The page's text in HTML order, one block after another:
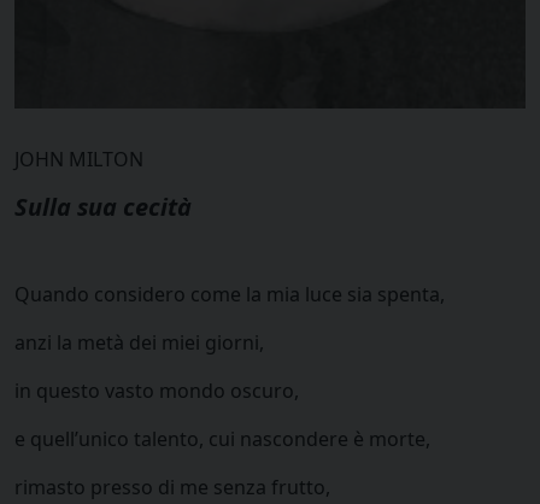
JOHN MILTON
Sulla sua cecità
Quando considero come la mia luce sia spenta,
anzi la metà dei miei giorni,
in questo vasto mondo oscuro,
e quell’unico talento, cui nascondere è morte,
rimasto presso di me senza frutto,